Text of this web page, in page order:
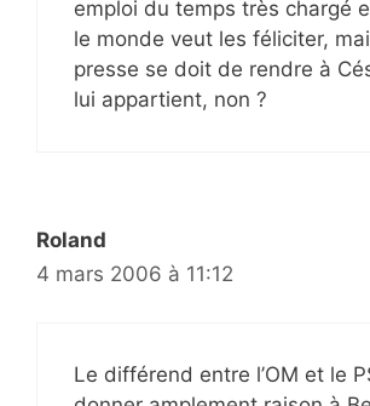
emploi du temps très chargé
le monde veut les féliciter,
presse se doit de rendre à
lui appartient, non ?
Roland
4 mars 2006 à 11:12
Le différend entre l’OM et le